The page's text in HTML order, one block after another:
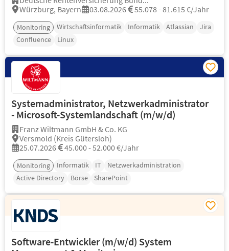
Würzburg, Bayern
03.08.2026 55.078 - 81.615 €/Jahr
Monitoring Wirtschaftsinformatik Informatik Atlassian
Jira
Confluence
Linux
Systemadministrator, Netzwerkadministrator
- Microsoft-Systemlandschaft (m/w/d)
Franz Wiltmann GmbH & Co. KG
Versmold (Kreis Gütersloh)
25.07.2026
45.000 - 52.000 €/Jahr
Monitoring Informatik IT
Netzwerkadministration
Active Directory
Börse SharePoint
Software-Entwickler (m/w/d) System